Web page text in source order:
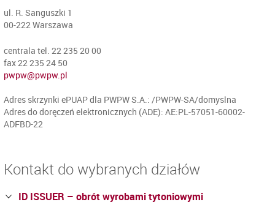
ul. R. Sanguszki 1
00-222 Warszawa
centrala tel. 22 235 20 00
fax 22 235 24 50
pwpw@pwpw.pl
Adres skrzynki ePUAP dla PWPW S.A.: /PWPW-SA/domyslna
Adres do doręczeń elektronicznych (ADE): AE:PL-57051-60002-
ADFBD-22
Kontakt do wybranych działów
ID ISSUER – obrót wyrobami tytoniowymi